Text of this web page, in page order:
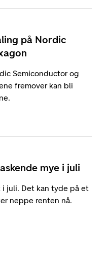
på Nordic
Semiconductor og
fremover kan bli
mye i juli
juli. Det kan tyde på et
neppe renten nå.